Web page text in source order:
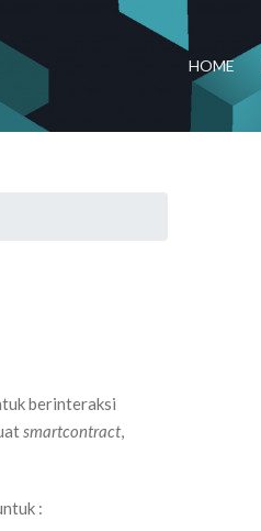
HOME
berinteraksi
smartcontract,
: